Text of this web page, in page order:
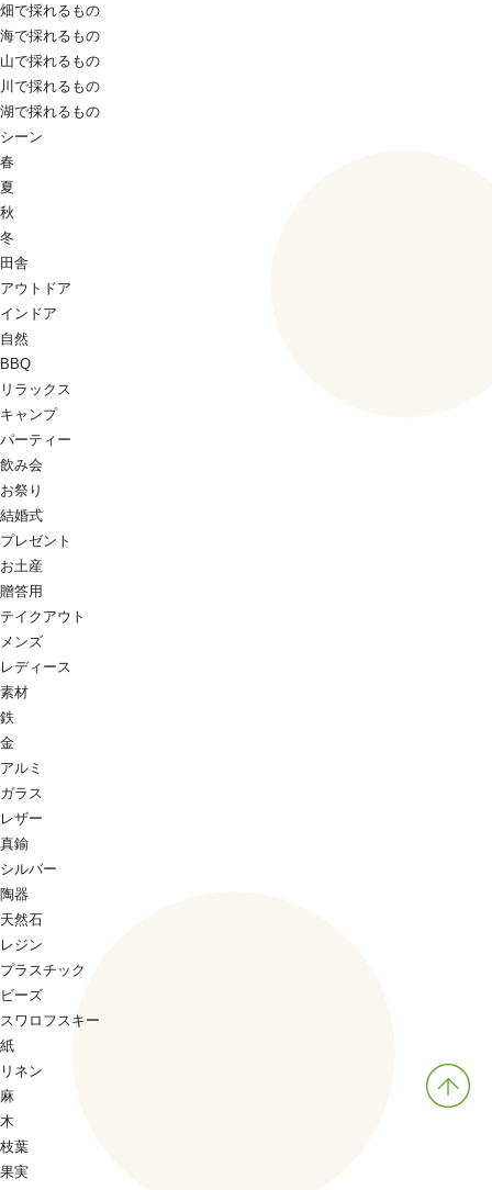
畑で採れるもの
海で採れるもの
山で採れるもの
川で採れるもの
湖で採れるもの
シーン
春
夏
秋
冬
田舎
アウトドア
インドア
自然
BBQ
リラックス
キャンプ
パーティー
飲み会
お祭り
結婚式
プレゼント
お土産
贈答用
テイクアウト
メンズ
レディース
素材
鉄
金
アルミ
ガラス
レザー
真鍮
シルバー
陶器
天然石
レジン
プラスチック
ビーズ
スワロフスキー
紙
リネン
麻
木
枝葉
果実